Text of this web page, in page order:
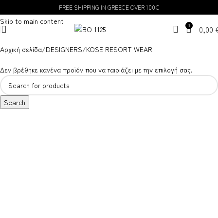
Skip to main content
FREE SHIPPING IN GREECE OVER 100€
0 0,00
Αρχική σελίδα DESIGNERS KOSE RESORT WEAR
Δεν βρέθηκε κανένα προϊόν που να ταιριάζει με την επιλογή σας.
Search